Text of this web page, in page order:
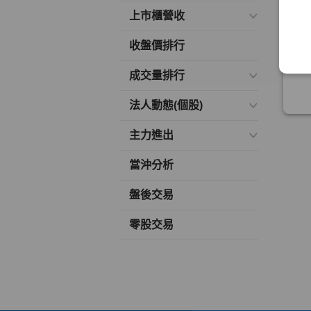
上市櫃營收
收盤價排行
成交量排行
法人動態(個股)
主力進出
當沖分析
盤後交易
零股交易